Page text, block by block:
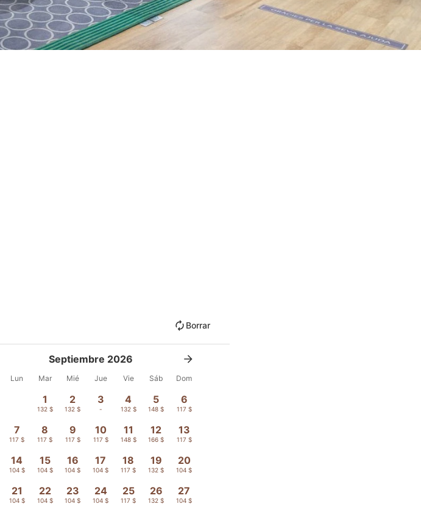
Borrar
Septiembre 2026
Lun Mar Mié Jue Vie Sáb Dom
1
132 $
2
132 $
3
-
4
132 $
5
148 $
6
117 $
7
117 $
8
117 $
9
117 $
10
117 $
11
148 $
12
166 $
13
117 $
14
104 $
15
104 $
16
104 $
17
104 $
18
117 $
19
132 $
20
104 $
21
104 $
22
104 $
23
104 $
24
104 $
25
117 $
26
132 $
27
104 $